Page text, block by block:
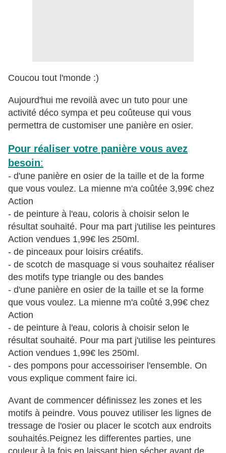
Coucou tout l'monde :)
Aujourd'hui me revoilà avec un tuto pour une
activité déco sympa et peu coûteuse qui vous
permettra de customiser une panière en osier.
Pour réaliser votre panière vous avez
besoin:
- d'une panière en osier de la taille et de la forme
que vous voulez. La mienne m'a coûtée 3,99€ chez
Action
- de peinture à l'eau, coloris à choisir selon le
résultat souhaité. Pour ma part j'utilise les peintures
Action vendues 1,99€ les 250ml.
- de pinceaux pour loisirs créatifs.
- de scotch de masquage si vous souhaitez réaliser
des motifs type triangle ou des bandes
- d'une panière en osier de la taille et se la forme
que vous voulez. La mienne m'a coûté 3,99€ chez
Action
- de peinture à l'eau, coloris à choisir selon le
résultat souhaité. Pour ma part j'utilise les peintures
Action vendues 1,99€ les 250ml.
- des pompons pour accessoiriser l'ensemble. On
vous explique comment faire ici.
Avant de commencer définissez les zones et les
motifs à peindre. Vous pouvez utiliser les lignes de
tressage de l'osier ou placer le scotch aux endroits
souhaités.Peignez les differentes parties, une